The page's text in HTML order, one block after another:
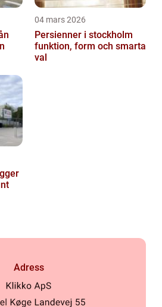
04 mars 2026
Persienner i stockholm
funktion, form och smarta
val
Adress